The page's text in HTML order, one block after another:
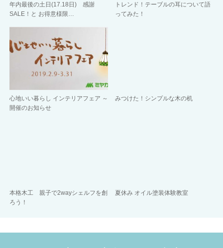
年内最後の土日(17.18日) 感謝
SALE！と お得意様限…
トレンド！テーブルの耳について語
ってみた！
心地いい暮らし インテリアフェア ～
開催のお知らせ
みつけた！シンプルな木の机
本格木工 親子で2wayシェルフを創
ろう！
夏休み オイル塗装体験教室